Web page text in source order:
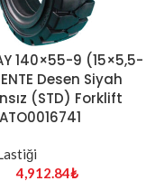
140×55-9 (15×5,5-
Desen Siyah
(STD) Forklift
4,912.84₺